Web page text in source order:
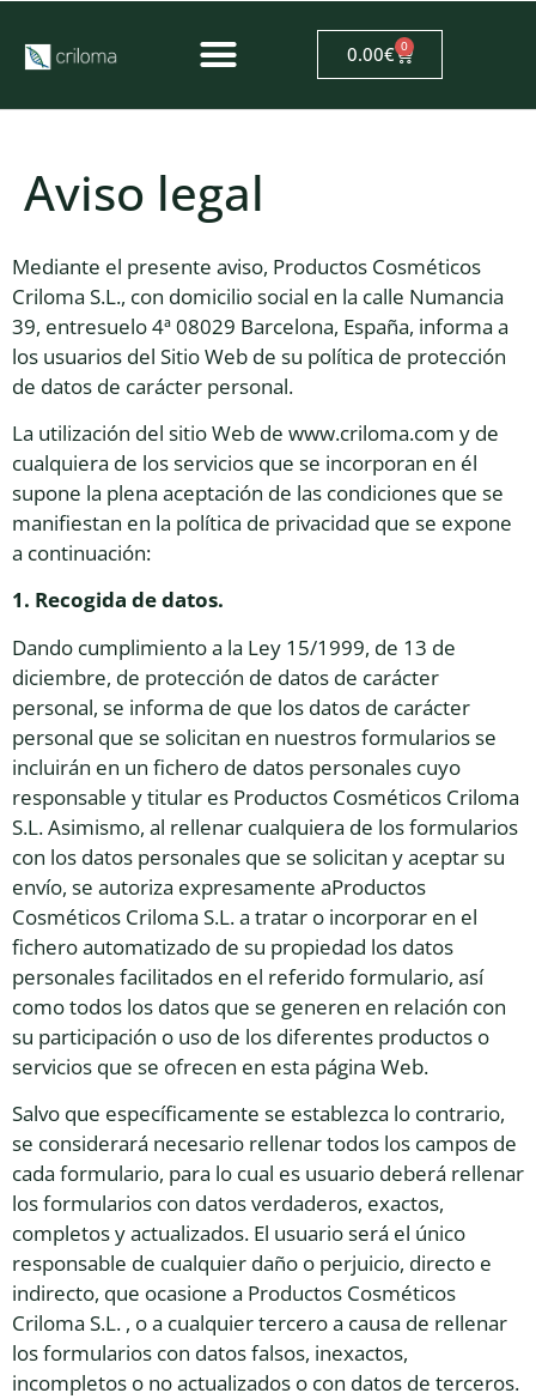
0.00€ 0
Aviso legal
Mediante el presente aviso, Productos Cosméticos
Criloma S.L., con domicilio social en la calle Numancia
39, entresuelo 4ª 08029 Barcelona, España, informa a
los usuarios del Sitio Web de su política de protección
de datos de carácter personal.
La utilización del sitio Web de www.criloma.com y de
cualquiera de los servicios que se incorporan en él
supone la plena aceptación de las condiciones que se
manifiestan en la política de privacidad que se expone
a continuación:
1. Recogida de datos.
Dando cumplimiento a la Ley 15/1999, de 13 de
diciembre, de protección de datos de carácter
personal, se informa de que los datos de carácter
personal que se solicitan en nuestros formularios se
incluirán en un fichero de datos personales cuyo
responsable y titular es Productos Cosméticos Criloma
S.L. Asimismo, al rellenar cualquiera de los formularios
con los datos personales que se solicitan y aceptar su
envío, se autoriza expresamente aProductos
Cosméticos Criloma S.L. a tratar o incorporar en el
fichero automatizado de su propiedad los datos
personales facilitados en el referido formulario, así
como todos los datos que se generen en relación con
su participación o uso de los diferentes productos o
servicios que se ofrecen en esta página Web.
Salvo que específicamente se establezca lo contrario,
se considerará necesario rellenar todos los campos de
cada formulario, para lo cual es usuario deberá rellenar
los formularios con datos verdaderos, exactos,
completos y actualizados. El usuario será el único
responsable de cualquier daño o perjuicio, directo e
indirecto, que ocasione a Productos Cosméticos
Criloma S.L. , o a cualquier tercero a causa de rellenar
los formularios con datos falsos, inexactos,
incompletos o no actualizados o con datos de terceros.